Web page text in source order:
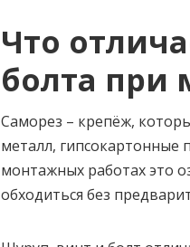
Что
болта при
Саморез – крепёж,
металл, гипсокартонные
монтажных работах это
обходиться без